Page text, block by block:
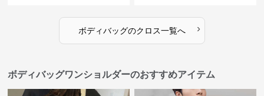
ボディバッグのクロス一覧へ ›
ボディバッグワンショルダーのおすすめアイテム